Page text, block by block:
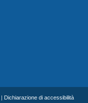
Dichiarazione di accessibilità